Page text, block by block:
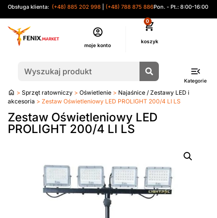
Obsługa klienta: (+48) 885 202 998 (+48) 788 875 886Pon. - Pt.: 8:00-16:00
moje konto
0
Kategorie
Strona
główna
> Sprzęt ratowniczy > Oświetlenie > Najaśnice / Zestawy LED i
akcesoria > Zestaw Oświetleniowy LED PROLIGHT 200/4 LI LS
Zestaw Oświetleniowy LED
PROLIGHT 200/4 LI LS